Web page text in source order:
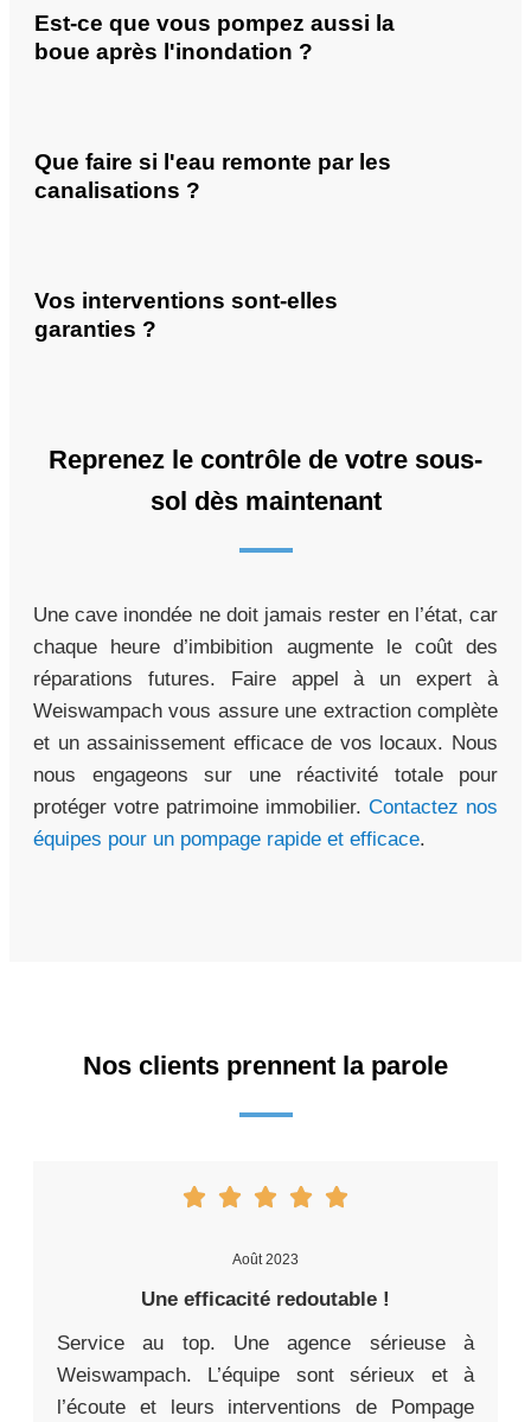
Est-ce que vous pompez aussi la
boue après l'inondation ?
Que faire si l'eau remonte par les
canalisations ?
Vos interventions sont-elles
garanties ?
Reprenez le contrôle de votre sous-
sol dès maintenant
Une cave inondée ne doit jamais rester en l’état, car
chaque heure d’imbibition augmente le coût des
réparations futures. Faire appel à un expert à
Weiswampach vous assure une extraction complète
et un assainissement efficace de vos locaux. Nous
nous engageons sur une réactivité totale pour
protéger votre patrimoine immobilier. Contactez nos
équipes pour un pompage rapide et efficace.
Nos clients prennent la parole
Août 2023
Une efficacité redoutable !
Service au top. Une agence sérieuse à
Weiswampach. L’équipe sont sérieux et à
l’écoute et leurs interventions de Pompage